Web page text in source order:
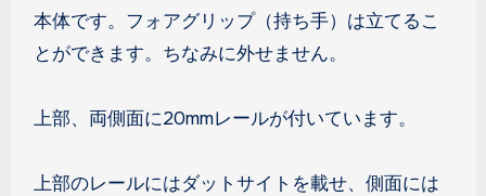
本体です。フォアグリップ（持ち手）は立てるこ
とができます。ちなみに外せません。
上部、両側面に20mmレールが付いています。
上部のレールにはダットサイトを載せ、側面には